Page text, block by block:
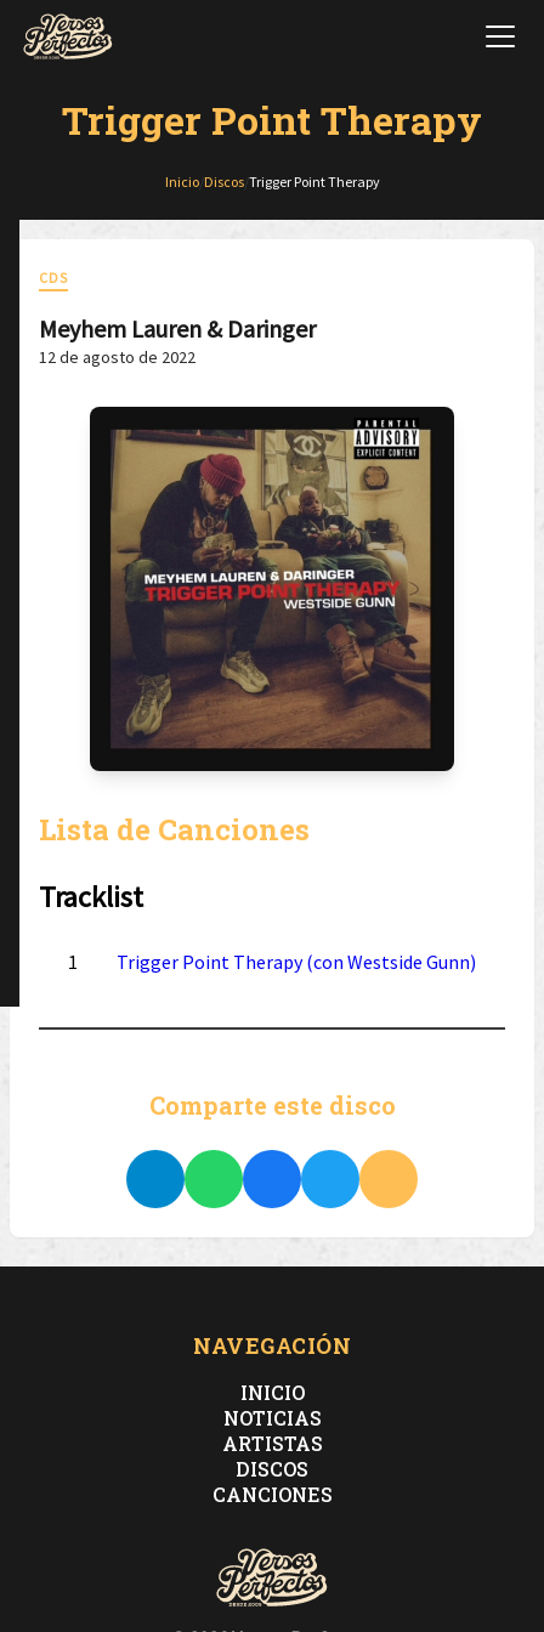
Trigger Point Therapy
Inicio/ Discos/ Trigger Point Therapy
CDS
Meyhem Lauren & Daringer
12 de agosto de 2022
Lista de Canciones
Tracklist
1 Trigger Point Therapy (con Westside Gunn)
Comparte este disco
NAVEGACIÓN
INICIO
NOTICIAS
ARTISTAS
DISCOS
CANCIONES